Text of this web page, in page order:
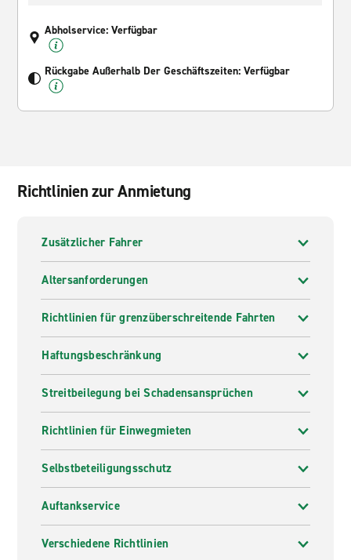
Abholservice: Verfügbar
Rückgabe Außerhalb Der Geschäftszeiten: Verfügbar
Richtlinien zur Anmietung
Zusätzlicher Fahrer
Altersanforderungen
Richtlinien für grenzüberschreitende Fahrten
Haftungsbeschränkung
Streitbeilegung bei Schadensansprüchen
Richtlinien für Einwegmieten
Selbstbeteiligungsschutz
Auftankservice
Verschiedene Richtlinien